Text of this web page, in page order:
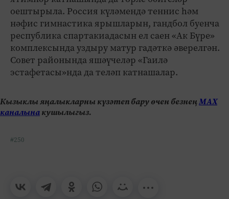
оештырыла. Россия күләмендә теннис һәм
нәфис гимнастика ярышларын, гандбол буенча
республика спартакиадасын ел саен «Ак Бүре»
комплексында уздыру матур гадәткә әверелгән.
Совет районында яшәүчеләр «Гаилә
эстафетасы»нда да теләп катнашалар.
Кызыклы яңалыкларны күзәтеп бару өчен безнеңМАХ
каналынакушылыгыз.
#250